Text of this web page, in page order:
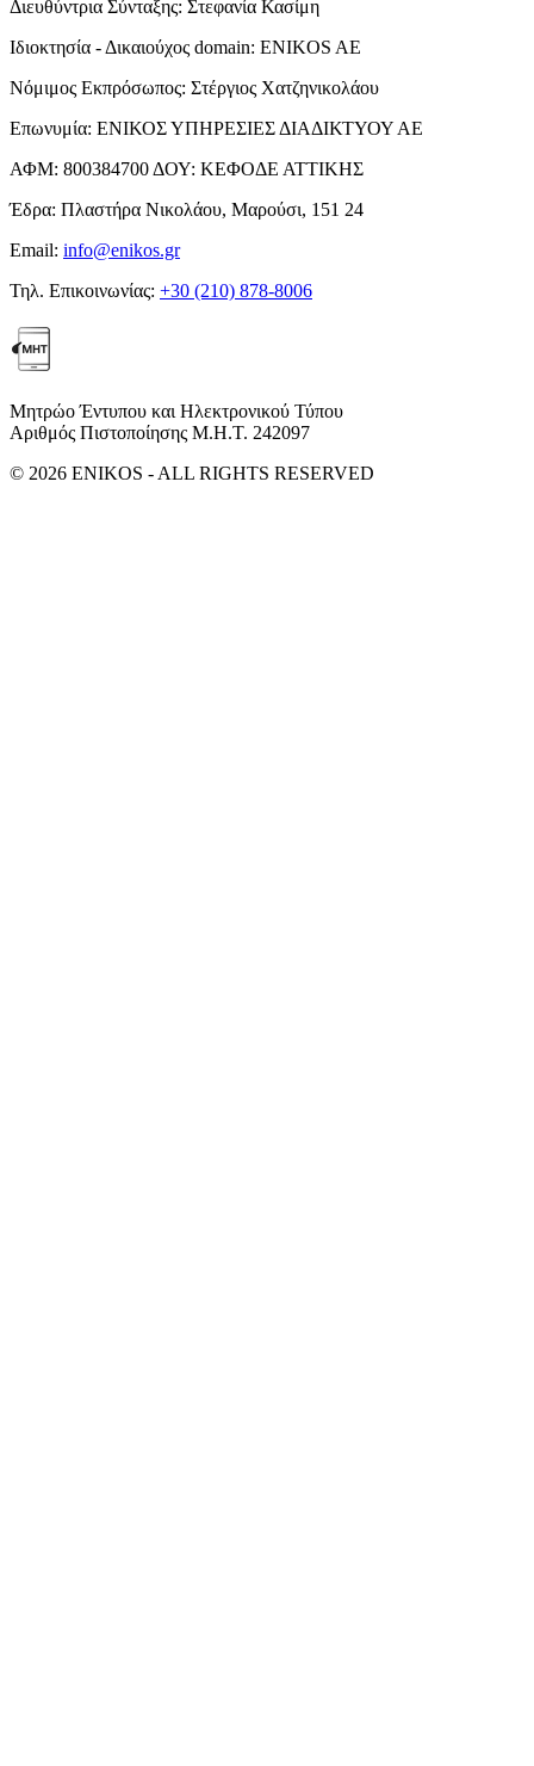
Διευθύντρια Σύνταξης: Στεφανία Κασίμη
Ιδιοκτησία - Δικαιούχος domain: ENIKOS AE
Νόμιμος Εκπρόσωπος: Στέργιος Χατζηνικολάου
Επωνυμία: ΕΝΙΚΟΣ ΥΠΗΡΕΣΙΕΣ ΔΙΑΔΙΚΤΥΟΥ ΑΕ
ΑΦΜ: 800384700 ΔΟΥ: ΚΕΦΟΔΕ ΑΤΤΙΚΗΣ
Έδρα: Πλαστήρα Νικολάου, Μαρούσι, 151 24
Email: info@enikos.gr
Τηλ. Επικοινωνίας: +30 (210) 878-8006
Μητρώο Έντυπου και Ηλεκτρονικού Τύπου
Αριθμός Πιστοποίησης Μ.Η.Τ. 242097
© 2026 ENIKOS - ALL RIGHTS RESERVED